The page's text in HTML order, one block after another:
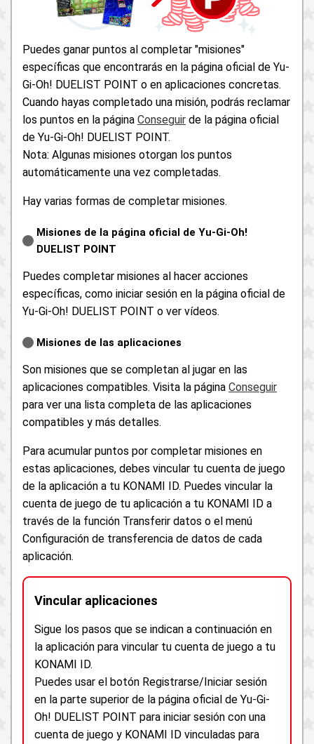
Puedes ganar puntos al completar "misiones"
específicas que encontrarás en la página oficial de Yu-
Gi-Oh! DUELIST POINT o en aplicaciones concretas.
Cuando hayas completado una misión, podrás reclamar
los puntos en la página Conseguir de la página oficial
de Yu-Gi-Oh! DUELIST POINT.
Nota: Algunas misiones otorgan los puntos
automáticamente una vez completadas.
Hay varias formas de completar misiones.
Misiones de la página oficial de Yu-Gi-Oh!
DUELIST POINT
Puedes completar misiones al hacer acciones
específicas, como iniciar sesión en la página oficial de
Yu-Gi-Oh! DUELIST POINT o ver vídeos.
Misiones de las aplicaciones
Son misiones que se completan al jugar en las
aplicaciones compatibles. Visita la página Conseguir
para ver una lista completa de las aplicaciones
compatibles y más detalles.
Para acumular puntos por completar misiones en
estas aplicaciones, debes vincular tu cuenta de juego
de la aplicación a tu KONAMI ID. Puedes vincular la
cuenta de juego de tu aplicación a tu KONAMI ID a
través de la función Transferir datos o el menú
Configuración de transferencia de datos de cada
aplicación.
Vincular aplicaciones
Sigue los pasos que se indican a continuación en
la aplicación para vincular tu cuenta de juego a tu
KONAMI ID.
Puedes usar el botón Registrarse/Iniciar sesión
en la parte superior de la página oficial de Yu-Gi-
Oh! DUELIST POINT para iniciar sesión con una
cuenta de juego y KONAMI ID vinculadas para